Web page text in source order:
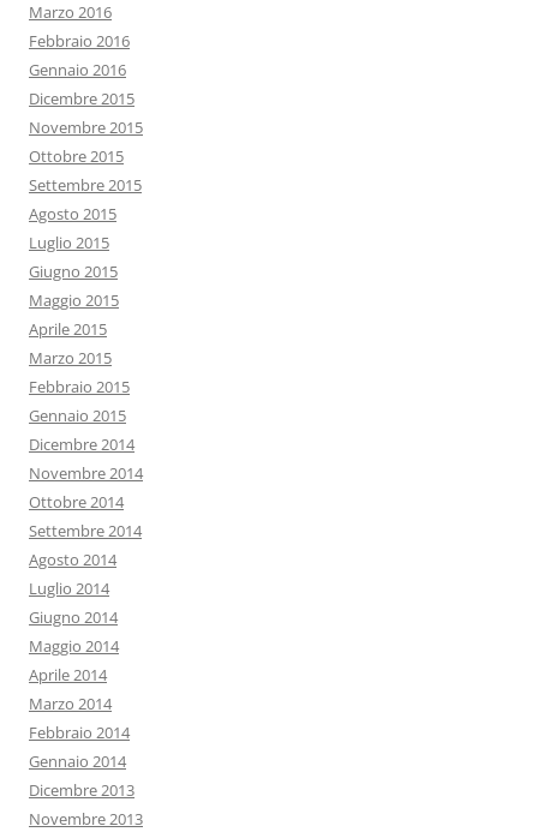
Marzo 2016
Febbraio 2016
Gennaio 2016
Dicembre 2015
Novembre 2015
Ottobre 2015
Settembre 2015
Agosto 2015
Luglio 2015
Giugno 2015
Maggio 2015
Aprile 2015
Marzo 2015
Febbraio 2015
Gennaio 2015
Dicembre 2014
Novembre 2014
Ottobre 2014
Settembre 2014
Agosto 2014
Luglio 2014
Giugno 2014
Maggio 2014
Aprile 2014
Marzo 2014
Febbraio 2014
Gennaio 2014
Dicembre 2013
Novembre 2013